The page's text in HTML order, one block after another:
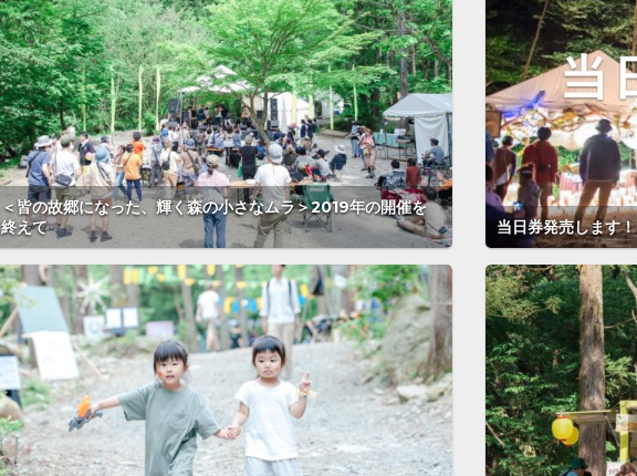
＜皆の故郷になった、輝く森の小さなムラ＞2019年の開催を
終えて
当日券発売します！